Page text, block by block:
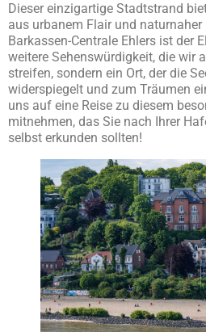
Dieser einzigartige Stadtstrand
aus urbanem Flair und
Barkassen-Centrale Ehlers ist der
weitere Sehenswürdigkeit, die wir
streifen, sondern ein Ort, der die
widerspiegelt und zum Träumen
uns auf eine Reise zu diesem
mitnehmen, das Sie nach Ihrer
selbst erkunden sollten!